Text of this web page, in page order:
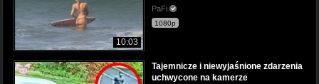
10:03
PaFi
1080p
Tajemnicze i niewyjaśnione zdarzenia
uchwycone na kamerze